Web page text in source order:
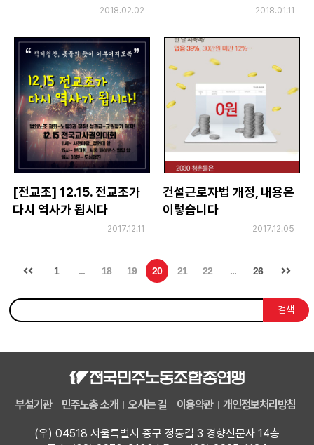
2018.02.02 2018.01.11
[전교조] 12.15. 전교조가
다시 역사가 됩시다
2017.12.11
건설근로자법 개정, 내용은
이렇습니다
2017.12.05
1 ... 18 19 20 21 22 ... 26
검색
부설기관 민주노총 소개 오시는 길 이용약관 개인정보처리방침
(우) 04518 서울특별시 중구 정동길 3 경향신문사 14층